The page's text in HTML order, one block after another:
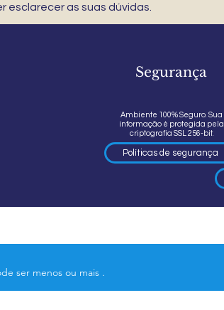
as suas dúvidas.
Segurança
Ambiente 100% Seguro. Sua
informação é protegida pela
criptografia SSL 256-bit.
Políticas de segurança
ser menos ou mais .